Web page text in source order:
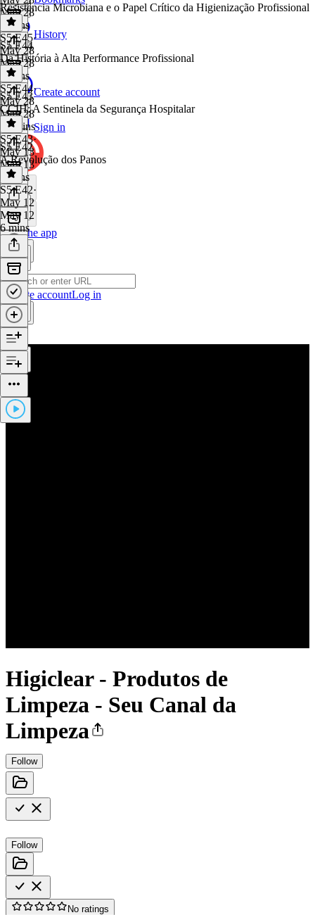
History
Create account
Sign in
Get the app
Create accountLog in
Higiclear - Produtos de
Limpeza - Seu Canal da
Limpeza
Follow
Follow
No ratings
May 28
9 mins
Resistência Microbiana e o Papel Crítico da Higienização Profissional
S5 E45·
May 28
May 28
9 mins
S5 E44
Da História à Alta Performance Profissional
S5 E44·
May 28
May 28
10 mins
S5 E43
CCIH: A Sentinela da Segurança Hospitalar
S5 E43·
May 13
May 13
8 mins
S5 E42
A Revolução dos Panos
S5 E42·
May 12
May 12
6 mins